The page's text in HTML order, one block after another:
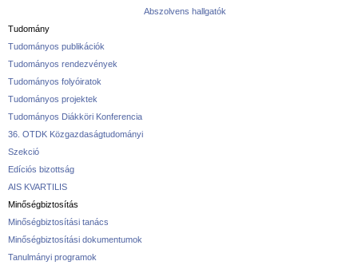
Abszolvens hallgatók
Tudomány
Tudományos publikációk
Tudományos rendezvények
Tudományos folyóiratok
Tudományos projektek
Tudományos Diákköri Konferencia
36. OTDK Közgazdaságtudományi
Szekció
Edíciós bizottság
AIS KVARTILIS
Minőségbiztosítás
Minőségbiztosítási tanács
Minőségbiztosítási dokumentumok
Tanulmányi programok